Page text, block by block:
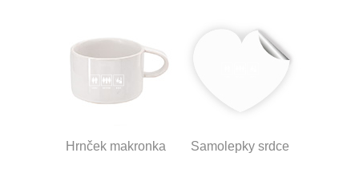
Hrnček makronka Samolepky srdce